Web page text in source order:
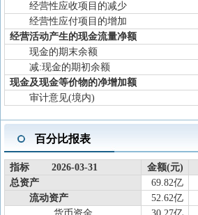
经营性应收项目的减少
经营性应付项目的增加
经营活动产生的现金流量净额
现金的期末余额
减:现金的期初余额
现金及现金等价物的净增加额
审计意见(境内)
百分比报表
指标 2026-03-31 金额(元)
总资产
69.82亿
流动资产
52.62亿